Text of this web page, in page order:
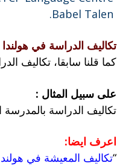
تكاليف الدراسة في
كما قلنا سابقا، تكاليف
على سبيل المثال :
تكاليف الدراسة بالمدرسة السنوية لدرجة
اعرف ايضا:
“تكاليف المعيشة في